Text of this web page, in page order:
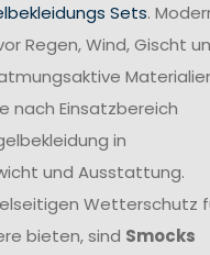
Sets.
Regen, Wind, Gischt
nach Einsatzbereich
in
und Ausstattung.
Wetterschutz
bieten, sind Smocks